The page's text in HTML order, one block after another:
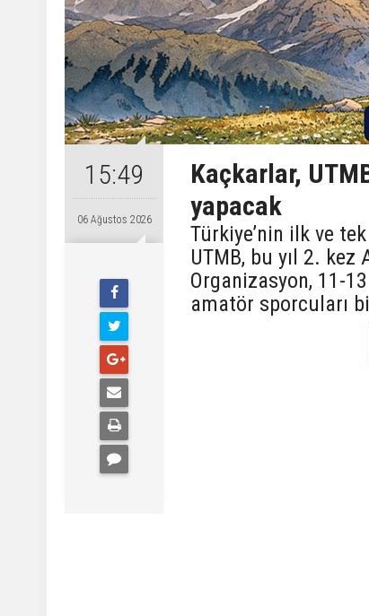
15:49
06 Ağustos 2026
Kaçkarlar,
yapacak
Türkiye’nin ilk ve
UTMB, bu yıl 2. kez
Organizasyon, 11-
amatör sporcuları